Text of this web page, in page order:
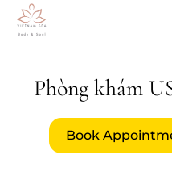
Phòng khám
Book